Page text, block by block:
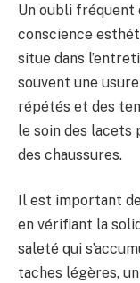
Un oubli fréquent
conscience
situe dans
souvent une
répétés et des
le soin des lacets
des chaussures.
Il est important
en vérifiant la
saleté qui
taches légères,